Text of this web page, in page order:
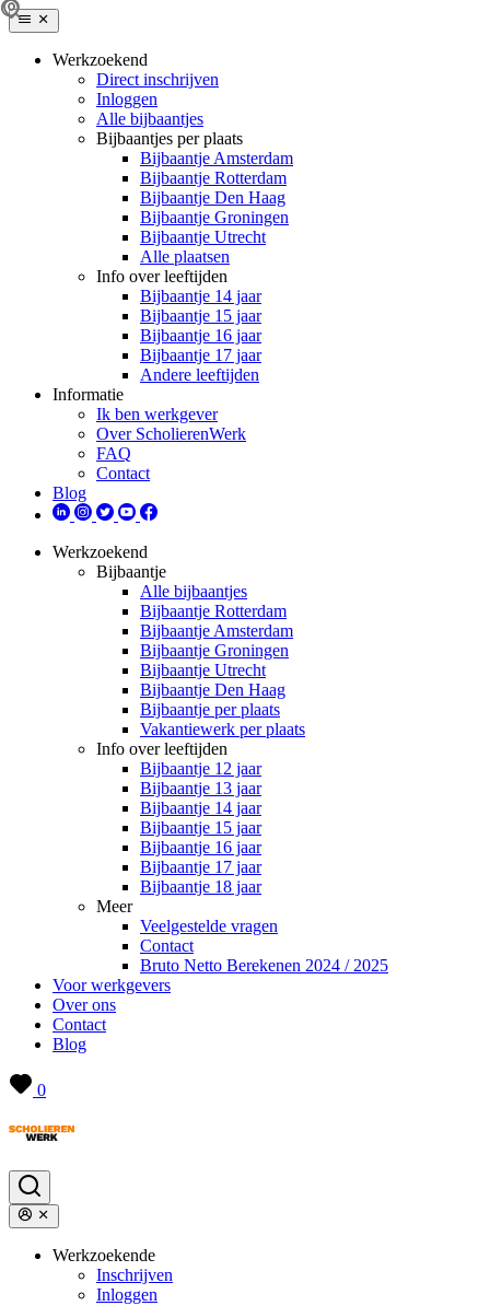
Werkzoekend
Direct inschrijven
Inloggen
Alle bijbaantjes
Bijbaantjes per plaats
Bijbaantje Amsterdam
Bijbaantje Rotterdam
Bijbaantje Den Haag
Bijbaantje Groningen
Bijbaantje Utrecht
Alle plaatsen
Info over leeftijden
Bijbaantje 14 jaar
Bijbaantje 15 jaar
Bijbaantje 16 jaar
Bijbaantje 17 jaar
Andere leeftijden
Informatie
Ik ben werkgever
Over ScholierenWerk
FAQ
Contact
Blog
Werkzoekend
Bijbaantje
Alle bijbaantjes
Bijbaantje Rotterdam
Bijbaantje Amsterdam
Bijbaantje Groningen
Bijbaantje Utrecht
Bijbaantje Den Haag
Bijbaantje per plaats
Vakantiewerk per plaats
Info over leeftijden
Bijbaantje 12 jaar
Bijbaantje 13 jaar
Bijbaantje 14 jaar
Bijbaantje 15 jaar
Bijbaantje 16 jaar
Bijbaantje 17 jaar
Bijbaantje 18 jaar
Meer
Veelgestelde vragen
Contact
Bruto Netto Berekenen 2024 / 2025
Voor werkgevers
Over ons
Contact
Blog
0
Werkzoekende
Inschrijven
Inloggen